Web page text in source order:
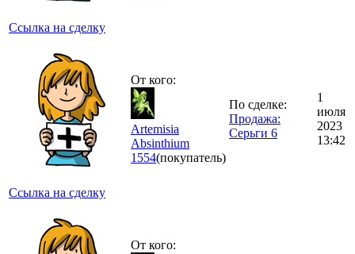
Ссылка на сделку
Ссылка на сделку
От кого:
Artemisia
Absinthium
1554(покупатель)
По сделке:
Продажа:
Серьги 6
1
июля
2023
13:42
От кого: